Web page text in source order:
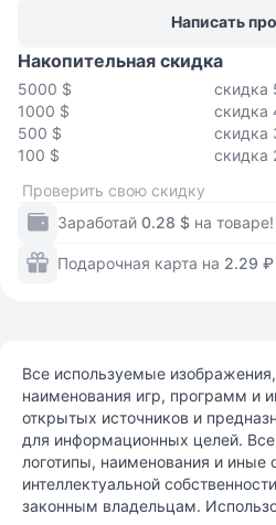
Написать
Накопительная скидка
5000 $
скидка
1000 $
скидка
500 $
скидка
100 $
скидка
Проверить свою скидку
Заработай 0.28 $ на товаре!
Подарочная карта на 2.29 ₽
Все используемые
наименования игр, программ и
открытых источников и
для информационных целей.
логотипы, наименования и иные
интеллектуальной
законным владельцам.